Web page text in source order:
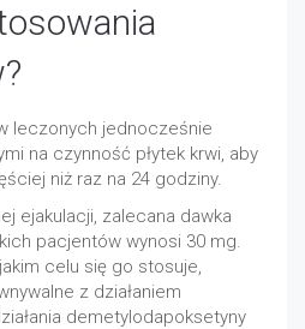
leczonych jednocześnie
na czynność płytek krwi, aby
niż raz na 24 godziny.
ejakulacji, zalecana dawka
pacjentów wynosi 30 mg.
celu się go stosuje,
z działaniem
demetylodapoksetyny